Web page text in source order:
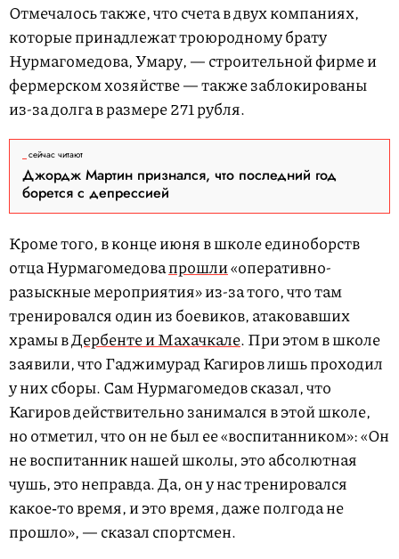
Отмечалось также, что счета в двух компаниях,
которые принадлежат троюродному брату
Нурмагомедова, Умару, — строительной фирме и
фермерском хозяйстве — также заблокированы
из-за долга в размере 271 рубля.
сейчас читают
Джордж Мартин признался, что последний год
борется с депрессией
Кроме того, в конце июня в школе единоборств
отца Нурмагомедовапрошли«оперативно-
разыскные мероприятия» из-за того, что там
тренировался один из боевиков, атаковавших
храмы вДербенте и Махачкале. При этом в школе
заявили, что Гаджимурад Кагиров лишь проходил
у них сборы. Сам Нурмагомедов сказал, что
Кагиров действительно занимался в этой школе,
но отметил, что он не был ее «воспитанником»: «Он
не воспитанник нашей школы, это абсолютная
чушь, это неправда. Да, он у нас тренировался
какое‑то время, и это время, даже полгода не
прошло», — сказал спортсмен.